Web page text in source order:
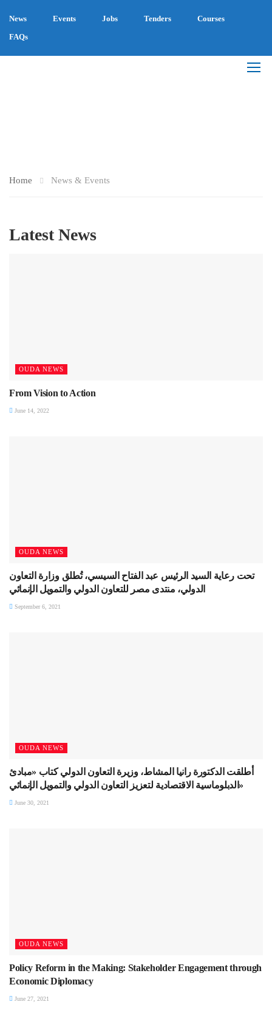
News Events Jobs Tenders
Courses
FAQs
Home News & Events
Latest News
OUDA NEWS
From Vision to Action
June 14, 2022
OUDA NEWS
تحت رعاية السيد الرئيس عبد الفتاح السيسي، تُطلق وزارة التعاون
الدولي، منتدى مصر للتعاون الدولي والتمويل الإنمائي
September 6, 2021
OUDA NEWS
أطلقت الدكتورة رانيا المشاط، وزيرة التعاون الدولي كتاب «مبادئ
الدبلوماسية الاقتصادية لتعزيز التعاون الدولي والتمويل الإنمائي»
June 30, 2021
OUDA NEWS
Policy Reform in the Making: Stakeholder Engagement through
Economic Diplomacy
June 27, 2021